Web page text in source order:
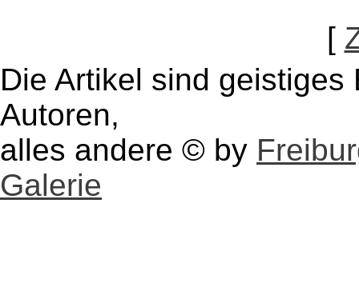
[
Die Artikel sind
Autoren,
alles andere © by
Galerie